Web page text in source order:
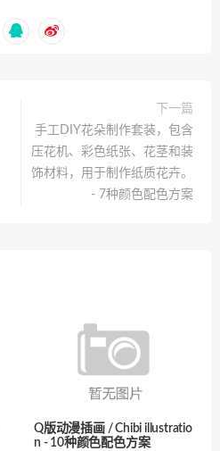
下一篇
手工DIY花朵制作套装，包含
压花机、彩色纸张、花茎和装
饰材料，用于制作纸质花卉。
- 7种颜色配色方案
Q版动漫插画 / Chibi illustratio
n - 10种颜色配色方案